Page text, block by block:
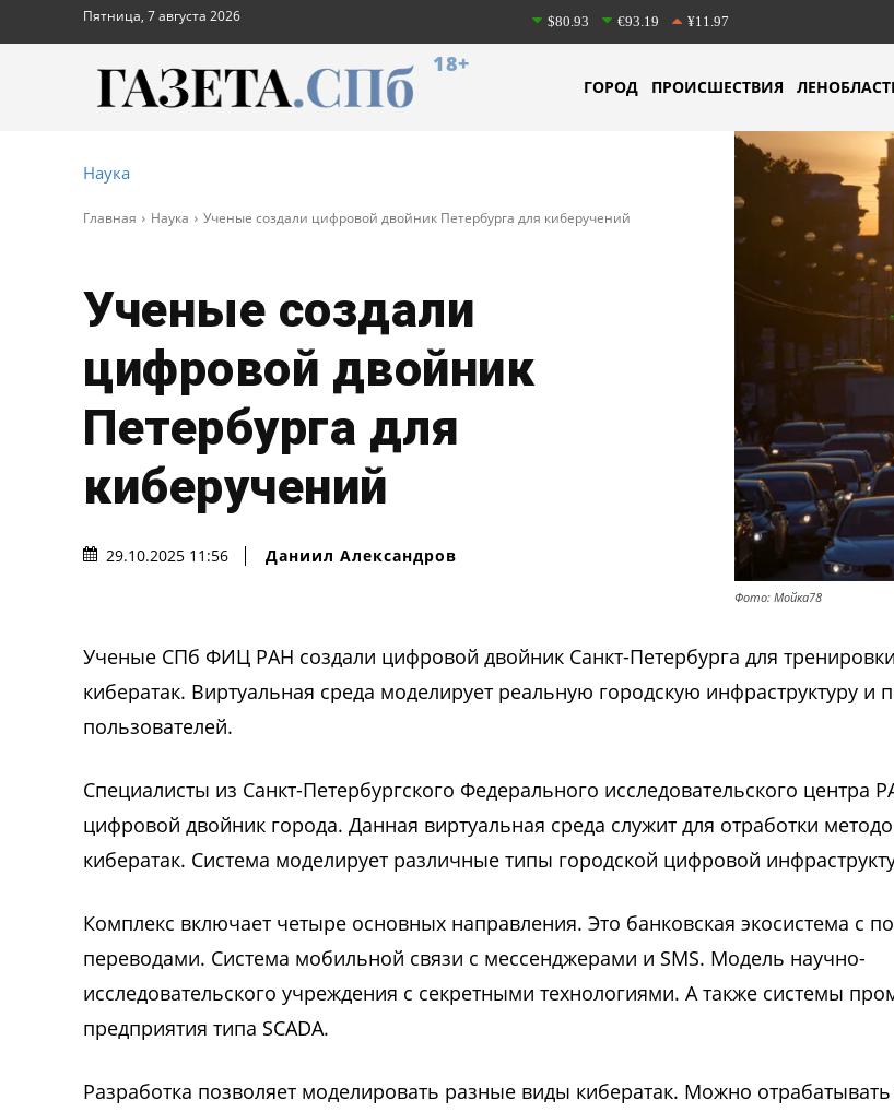
Пятница, 7 августа 2026 $80.93 €93.19 ¥11.97
18+
ГОРОД ПРОИСШЕСТВИЯ
Наука
Главная Наука Ученые создали цифровой двойник Петербурга для киберучений
Ученые создали
цифровой двойник
Петербурга для
киберучений
29.10.2025 11:56 Даниил Александров
Фото: Мойка78
Ученые СПб ФИЦ РАН создали цифровой двойник Санкт-Петербурга для
кибератак. Виртуальная среда моделирует реальную городскую инфраструктуру и
пользователей.
Специалисты из Санкт-Петербургского Федерального исследовательского центра
цифровой двойник города. Данная виртуальная среда служит для отработки
кибератак. Система моделирует различные типы городской цифровой
Комплекс включает четыре основных направления. Это банковская экосистема с
переводами. Система мобильной связи с мессенджерами и SMS. Модель научно-
исследовательского учреждения с секретными технологиями. А также системы
предприятия типа SCADA.
Разработка позволяет моделировать разные виды кибератак. Можно